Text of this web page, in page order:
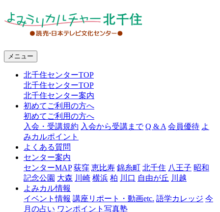
ャ
千
メニュー
北千住センターTOP
北千住センターTOP
北千住センター案内
初めてご利用の方へ
初めてご利用の方へ
入会・受講規約 入会から受講まで Q & A 会員優待 よ
みカルポイント
よくある質問
センター案内
センターMAP 荻窪 恵比寿 錦糸町 北千住 八王子 昭和
記念公園 大森 川崎 横浜 柏 川口 自由が丘 川越
よみカル情報
イベント情報 講座リポート・動画etc. 語学カレッジ 今
月の占い ワンポイント写真塾